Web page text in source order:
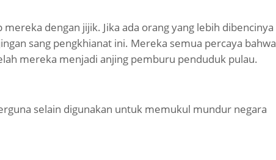
dengan jijik. Jika ada orang yang lebih dibencinya
sang pengkhianat ini. Mereka semua percaya bahwa
mereka menjadi anjing pemburu penduduk pulau.
selain digunakan untuk memukul mundur negara